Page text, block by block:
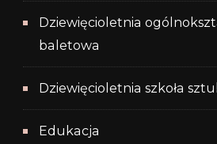
Dziewięcioletnia
baletowa
Dziewięcioletnia szkoła
Edukacja